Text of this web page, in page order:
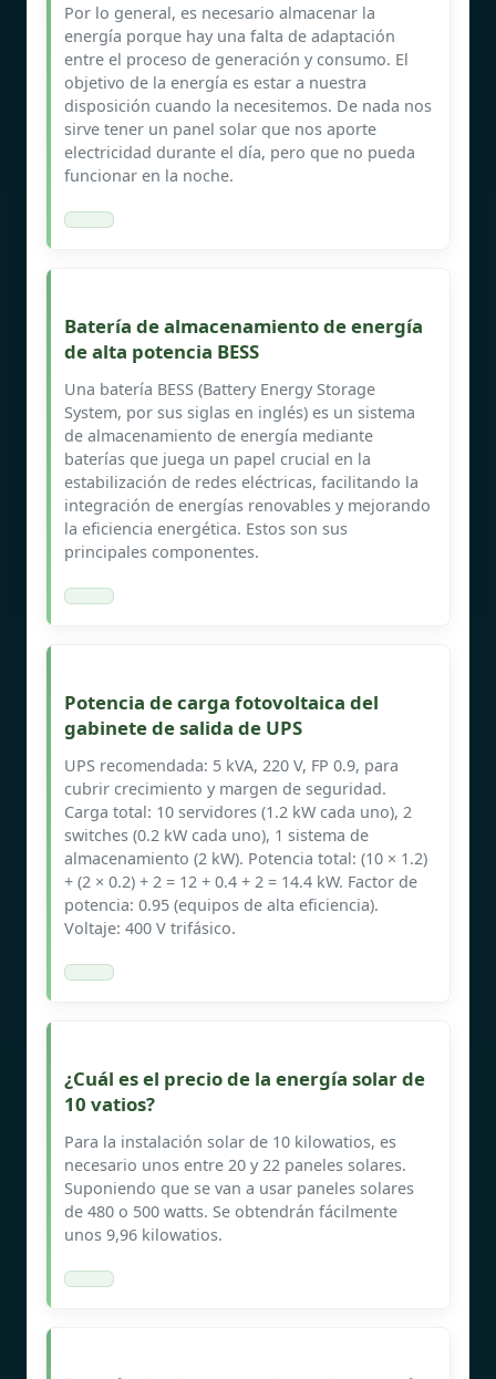
Por lo general, es necesario almacenar la
energía porque hay una falta de adaptación
entre el proceso de generación y consumo. El
objetivo de la energía es estar a nuestra
disposición cuando la necesitemos. De nada nos
sirve tener un panel solar que nos aporte
electricidad durante el día, pero que no pueda
funcionar en la noche.
Batería de almacenamiento de energía
de alta potencia BESS
Una batería BESS (Battery Energy Storage
System, por sus siglas en inglés) es un sistema
de almacenamiento de energía mediante
baterías que juega un papel crucial en la
estabilización de redes eléctricas, facilitando la
integración de energías renovables y mejorando
la eficiencia energética. Estos son sus
principales componentes.
Potencia de carga fotovoltaica del
gabinete de salida de UPS
UPS recomendada: 5 kVA, 220 V, FP 0.9, para
cubrir crecimiento y margen de seguridad.
Carga total: 10 servidores (1.2 kW cada uno), 2
switches (0.2 kW cada uno), 1 sistema de
almacenamiento (2 kW). Potencia total: (10 × 1.2)
+ (2 × 0.2) + 2 = 12 + 0.4 + 2 = 14.4 kW. Factor de
potencia: 0.95 (equipos de alta eficiencia).
Voltaje: 400 V trifásico.
¿Cuál es el precio de la energía solar de
10 vatios?
Para la instalación solar de 10 kilowatios, es
necesario unos entre 20 y 22 paneles solares.
Suponiendo que se van a usar paneles solares
de 480 o 500 watts. Se obtendrán fácilmente
unos 9,96 kilowatios.